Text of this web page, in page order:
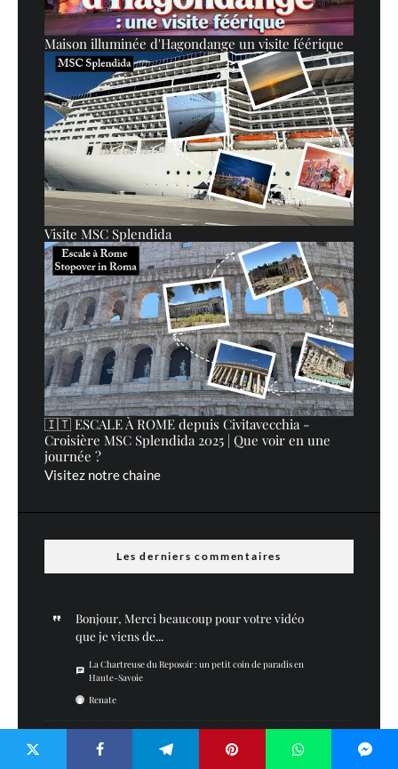
Maison illuminée d'Hagondange un visite féérique
Visite MSC Splendida
🇮🇹 ESCALE À ROME depuis Civitavecchia -
Croisière MSC Splendida 2025 | Que voir en une
journée ?
Visitez notre chaine
Les derniers commentaires
Bonjour, Merci beaucoup pour votre vidéo
que je viens de...
La Chartreuse du Reposoir : un petit coin de paradis en
Haute-Savoie
Renate
Merci :)